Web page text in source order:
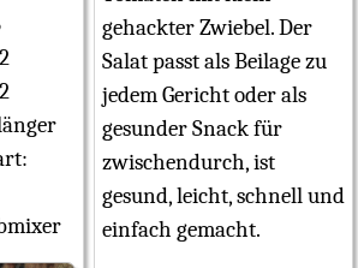
gehackter Zwiebel. Der
Salat passt als Beilage zu
jedem Gericht oder als
gesunder Snack für
zwischendurch, ist
gesund, leicht, schnell und
einfach gemacht.